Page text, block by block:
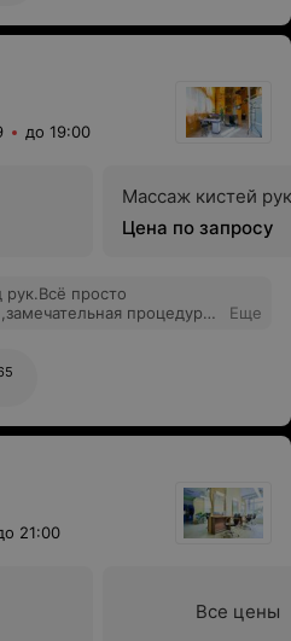
до 19:00
Массаж кистей рук
Цена по запросу
рук.Всё просто
процедура
Еще
21:00
Все цены